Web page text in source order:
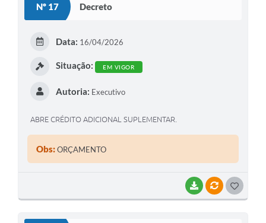
Nº 17 Decreto
BAIXARVÍNCULOS
Data: 16/04/2026
Situação: EM VIGOR
Autoria: Executivo
ABRE CRÉDITO ADICIONAL SUPLEMENTAR.
Obs:ORÇAMENTO